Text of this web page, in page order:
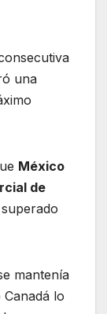
una
México
de
mantenía
lo